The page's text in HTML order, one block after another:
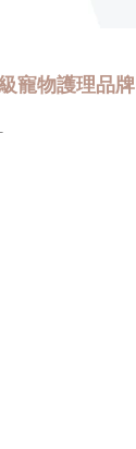
寵物護理品牌